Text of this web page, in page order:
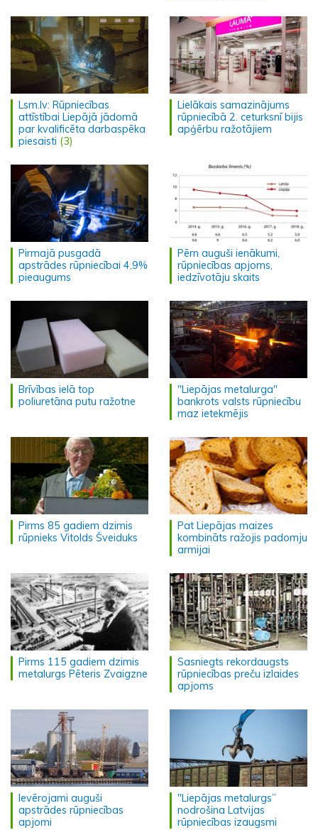
Lsm.lv: Rūpniecības
attīstībai Liepājā jādomā
par kvalificēta darbaspēka
piesaisti (3)
Lielākais samazinājums
rūpniecībā 2. ceturksnī bijis
apģērbu ražotājiem
Pirmajā pusgadā
apstrādes rūpniecībai 4,9%
pieaugums
Pērn auguši ienākumi,
rūpniecības apjoms,
iedzīvotāju skaits
Brīvības ielā top
poliuretāna putu ražotne
"Liepājas metalurga"
bankrots valsts rūpniecību
maz ietekmējis
Pirms 85 gadiem dzimis
rūpnieks Vitolds Šveiduks
Pat Liepājas maizes
kombināts ražojis padomju
armijai
Pirms 115 gadiem dzimis
metalurgs Pēteris Zvaigzne
Sasniegts rekordaugsts
rūpniecības preču izlaides
apjoms
Ievērojami auguši
apstrādes rūpniecības
apjomi
"Liepājas metalurgs”
nodrošina Latvijas
rūpniecības izaugsmi